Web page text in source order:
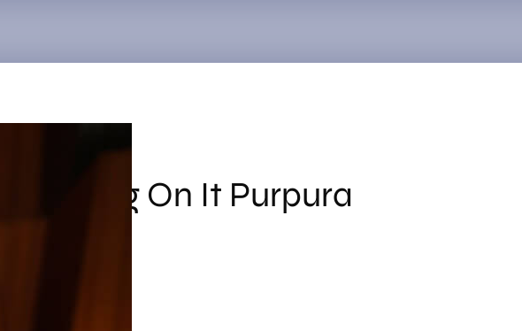
Search
Top Ring On It Purpura